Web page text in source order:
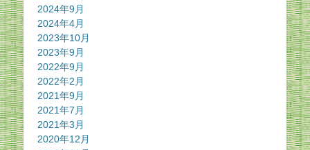
2024年9月
2024年4月
2023年10月
2023年9月
2022年9月
2022年2月
2021年9月
2021年7月
2021年3月
2020年12月